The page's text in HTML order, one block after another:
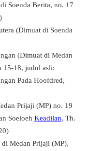
Soenda Berita, no. 17
(Dimuat di Soenda
(Dimuat di Medan
15-18, judul asli:
Pada Hoofdred,
Prijaji (MP) no. 19
Soeloeh Keadilan, Th.
Medan Prijaji (MP),